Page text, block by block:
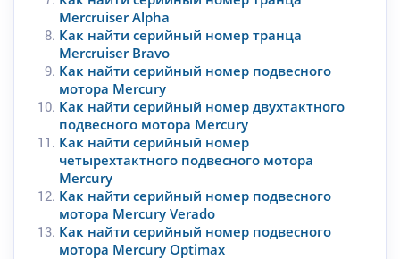
Mercruiser Alpha
Как найти серийный номер транца
Mercruiser Bravo
Как найти серийный номер подвесного
мотора Mercury
Как найти серийный номер двухтактного
подвесного мотора Mercury
Как найти серийный номер
четырехтактного подвесного мотора
Mercury
Как найти серийный номер подвесного
мотора Mercury Verado
Как найти серийный номер подвесного
мотора Mercury Optimax